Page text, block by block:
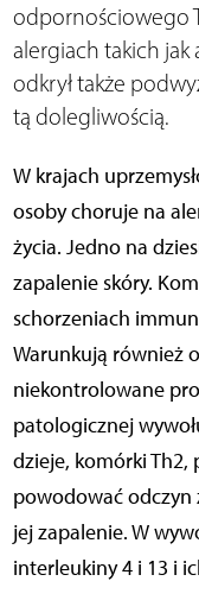
odpornościowego
alergiach takich jak
odkrył także
tą dolegliwością.
W krajach
osoby choruje na
życia. Jedno na
zapalenie skóry.
schorzeniach
Warunkują również
niekontrolowane
patologicznej
dzieje, komórki Th2,
powodować odczyn
jej zapalenie. W
interleukiny 4 i 13 i